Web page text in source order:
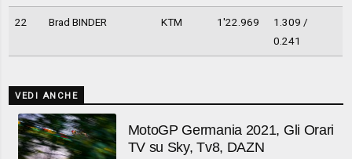
22 Brad BINDER KTM 1'22.969
1.309 /
0.241
VEDI ANCHE
MotoGP Germania 2021, Gli Orari
TV su Sky, Tv8, DAZN